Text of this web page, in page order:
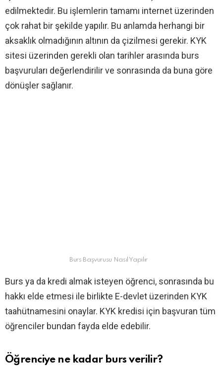
edilmektedir. Bu işlemlerin tamamı internet üzerinden
çok rahat bir şekilde yapılır. Bu anlamda herhangi bir
aksaklık olmadığının altının da çizilmesi gerekir. KYK
sitesi üzerinden gerekli olan tarihler arasında burs
başvuruları değerlendirilir ve sonrasında da buna göre
dönüşler sağlanır.
Burs Başvurusu Nasıl Yapılır
Burs ya da kredi almak isteyen öğrenci, sonrasında bu
hakkı elde etmesi ile birlikte E-devlet üzerinden KYK
taahütnamesini onaylar. KYK kredisi için başvuran tüm
öğrenciler bundan fayda elde edebilir.
Öğrenciye ne kadar burs verilir?